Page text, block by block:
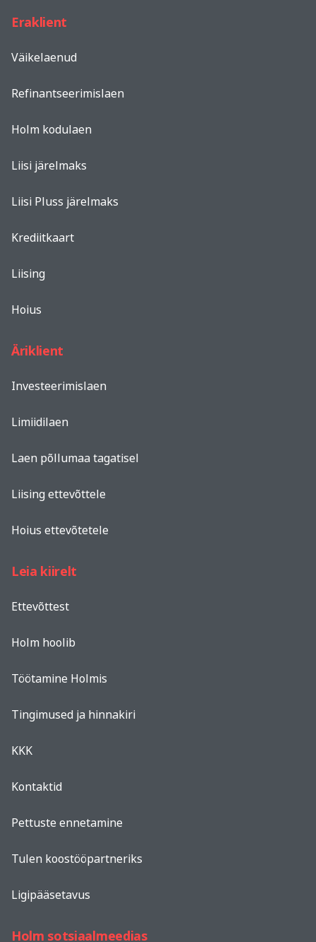
Eraklient
Väikelaenud
Refinantseerimislaen
Holm kodulaen
Liisi järelmaks
Liisi Pluss järelmaks
Krediitkaart
Liising
Hoius
Äriklient
Investeerimislaen
Limiidilaen
Laen põllumaa tagatisel
Liising ettevõttele
Hoius ettevõtetele
Leia kiirelt
Ettevõttest
Holm hoolib
Töötamine Holmis
Tingimused ja hinnakiri
KKK
Kontaktid
Pettuste ennetamine
Tulen koostööpartneriks
Ligipääsetavus
Holm sotsiaalmeedias